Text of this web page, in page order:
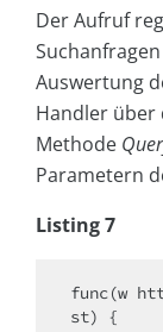
Der Aufruf
Auswertung
Handler über
Methode
Parametern
Listing 7
func(w
st) {